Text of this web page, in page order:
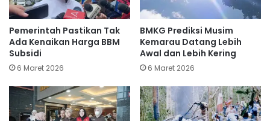
Pemerintah Pastikan Tak
Ada Kenaikan Harga BBM
Subsidi
6 Maret 2026
BMKG Prediksi Musim
Kemarau Datang Lebih
Awal dan Lebih Kering
6 Maret 2026